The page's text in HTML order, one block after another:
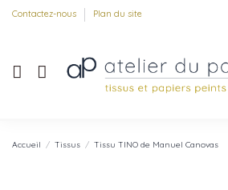
Contactez-nous Plan du site
Accueil Tissus Tissu TINO de Manuel Canovas